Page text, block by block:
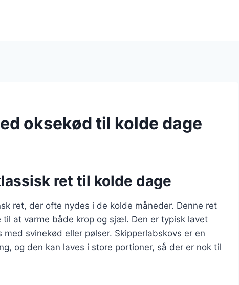
oksekød til kolde dage
ret til kolde dage
ret, der ofte nydes i de kolde måneder. Denne ret
at varme både krop og sjæl. Den er typisk lavet
svinekød eller pølser. Skipperlabskovs er en
og den kan laves i store portioner, så der er nok til